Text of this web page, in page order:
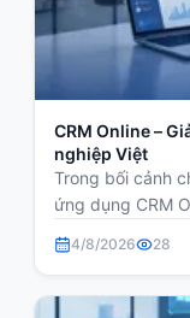
CRM Online –
nghiệp Việt
Trong bối cảnh
ứng dụng CRM
4/8/2026 28